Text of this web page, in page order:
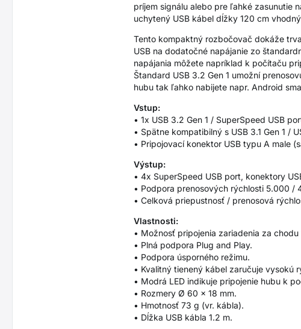
príjem signálu alebo pre ľahké zasunutie
uchytený USB kábel dĺžky 120 cm
Tento kompaktný rozbočovač dokáže
USB na dodatočné napájanie zo
napájania môžete napríklad k počítaču
Štandard USB 3.2 Gen 1 umožní
hubu tak ľahko nabijete napr. Android
Vstup:
• 1x USB 3.2 Gen 1 / SuperSpeed USB
• Spätne kompatibilný s USB 3.1 Gen 1 /
• Pripojovací konektor USB typu A male
Výstup:
• 4x SuperSpeed USB port, konektory
• Podpora prenosových rýchlosti 5.000 /
• Celková priepustnosť / prenosová
Vlastnosti:
• Možnosť pripojenia zariadenia za
• Plná podpora Plug and Play.
• Podpora úsporného režimu.
• Kvalitný tienený kábel zaručuje vysokú
• Modrá LED indikuje pripojenie hubu k
• Rozmery Ø 60 x 18 mm.
• Hmotnosť 73 g (vr. kábla).
• Dĺžka USB kábla 1.2 m.